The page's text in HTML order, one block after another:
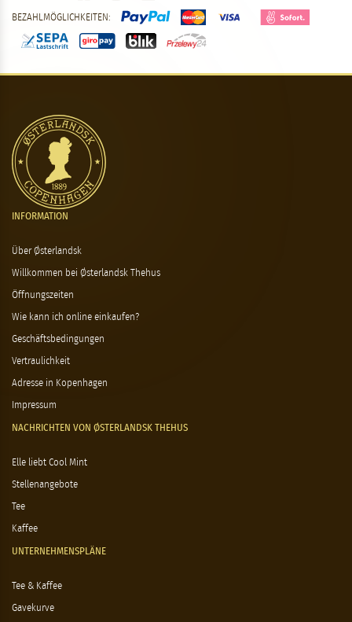
BEZAHLMÖGLICHKEITEN:
INFORMATION
Über Østerlandsk
Willkommen bei Østerlandsk Thehus
Öffnungszeiten
Wie kann ich online einkaufen?
Geschäftsbedingungen
Vertraulichkeit
Adresse in Kopenhagen
Impressum
NACHRICHTEN VON ØSTERLANDSK THEHUS
Elle liebt Cool Mint
Stellenangebote
Tee
Kaffee
UNTERNEHMENSPLÄNE
Tee & Kaffee
Gavekurve